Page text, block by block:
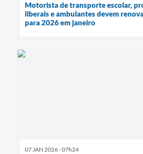
Motorista de transporte escolar,
liberais e ambulantes devem
para 2026 em janeiro
07 JAN 2026 - 07h24